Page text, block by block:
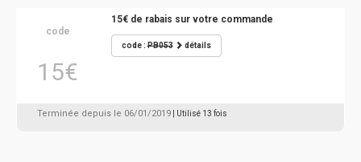
code
15€
15€ de rabais sur votre commande
code :PB053 détails
Terminée depuis le 06/01/2019 | Utilisé 13 fois